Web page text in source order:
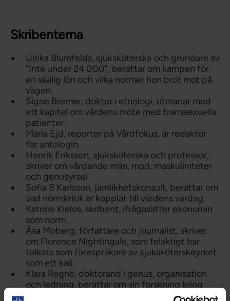
Skribenterna
Ulrika Blumfelds, sjuksköterska och grundare av
"Inte under 24 000", berättar om kampen för
en skälig lön och vilka normer hon bröt mot på
vägen.
Signe Bremer, doktor i etnologi, utmanar med
ett kapitel om vårdens möte med transsexuella
patienter.
Maria Ejd, reporter på Vårdfokus, är redaktör
för antologin.
Henrik Eriksson, sjuksköterska och professor,
skriver om vårdande män, mod, maskuliniteter
och genusyrsel.
Sofia B Karlsson, jämlikhetskonsult, berättar om
vad normkritik är kopplat till vårdens vardag.
Katrine Kielos, skribent, ifrågasätter ekonomin
som norm.
Åsa Moberg, författare och journalist, skriver
om Florence Nightingale, som felaktigt har
tolkats som förespråkare av sjuksköterskeyrket
som ett kall.
Klara Regnö, doktorand i genus, organisation
och ledning, berättar om sin forskning kring